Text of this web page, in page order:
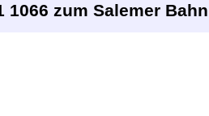
1066 zum Salemer